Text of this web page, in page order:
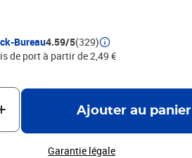
Bureau4.59/5(329)
de port à partir de 2,49 €
Ajouter au panier
Garantie légale